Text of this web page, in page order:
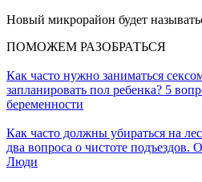
Новый микрорайон будет
ПОМОЖЕМ РАЗОБРАТЬСЯ
Как часто нужно заниматься
запланировать пол ребенка? 5
беременности
Как часто должны убираться на
два вопроса о чистоте подъездов.
Люди